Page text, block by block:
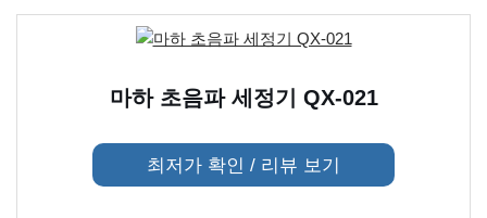
마하 초음파 세정기 QX-021
최저가 확인 / 리뷰 보기